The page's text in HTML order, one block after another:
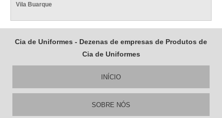
Vila Buarque
Cia de Uniformes - Dezenas de empresas de Produtos de
Cia de Uniformes
INÍCIO
SOBRE NÓS